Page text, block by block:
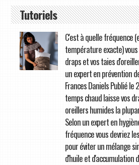
Tutoriels
C'est à quelle fréquence
température exacte) vous
draps et vos taies
un expert en prévention
Frances Daniels Publié le
temps chaud laisse vos
oreillers humides la
Selon un expert en
fréquence vous devriez
pour éviter un mélange
d'huile et d'accumulation